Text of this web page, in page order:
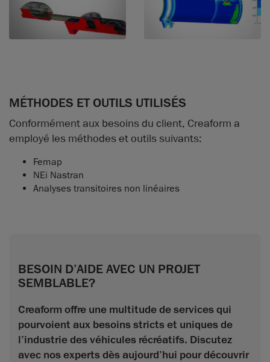
MÉTHODES ET OUTILS UTILISÉS
Conformément aux besoins du client, Creaform a
employé les méthodes et outils suivants:
Femap
NEi Nastran
Analyses transitoires non linéaires
BESOIN D’AIDE AVEC UN PROJET
SEMBLABLE?
Creaform offre une multitude de services qui
pourvoient aux besoins stricts et uniques de
l’industrie des véhicules récréatifs. Discutez
avec nos experts dès aujourd’hui pour découvrir